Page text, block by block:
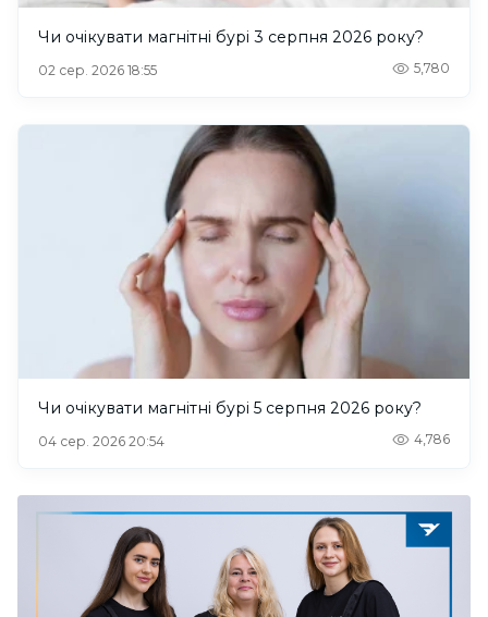
Чи очікувати магнітні бурі 3 серпня 2026 року?
02 сер. 2026 18:55 5,780
Чи очікувати магнітні бурі 5 серпня 2026 року?
04 сер. 2026 20:54 4,786